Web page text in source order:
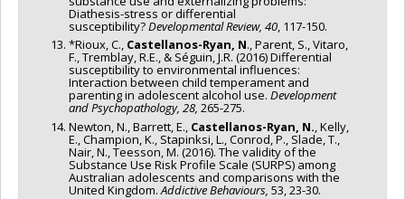
Diathesis-stress or differential
susceptibility?Developmental Review, 40 , 117-150.
*Rioux, C., Castellanos-Ryan, N., Parent, S., Vitaro,
F., Tremblay, R.E., & Séguin, J.R. (2016) Differential
susceptibility to environmental influences:
Interaction between child temperament and
parenting in adolescent alcohol use. Development
and Psychopathology, 28, 265-275.
Newton, N., Barrett, E., Castellanos-Ryan, N. , Kelly,
E., Champion, K., Stapinksi, L., Conrod, P., Slade, T.,
Nair, N., Teesson, M. (2016). The validity of the
Substance Use Risk Profile Scale (SURPS) among
Australian adolescents and comparisons with the
United Kingdom. Addictive Behaviours, 53, 23-30.